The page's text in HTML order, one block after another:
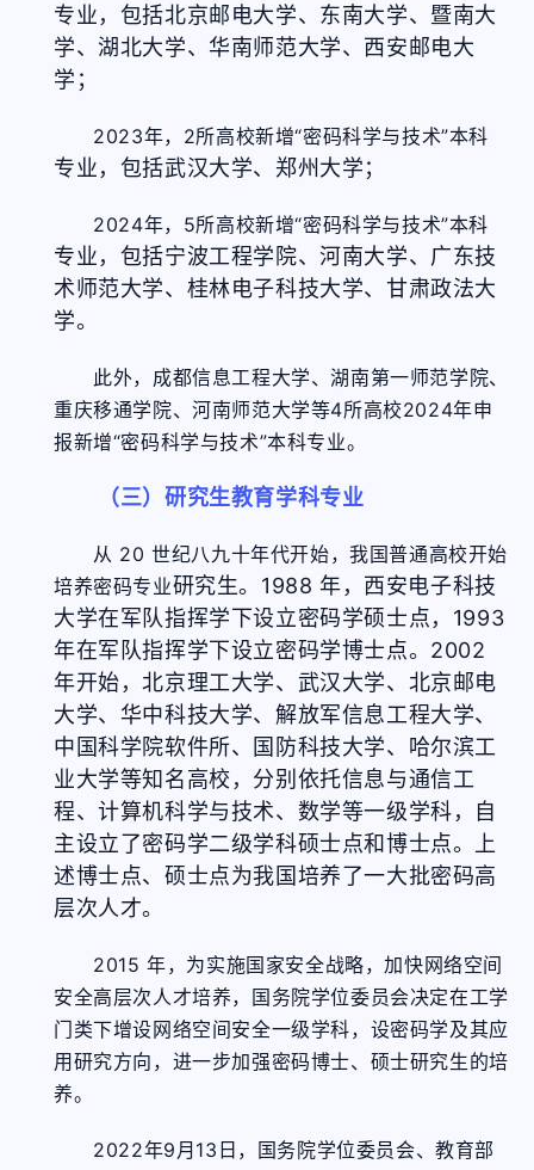
专业，包括北京邮电大学、东南大学、暨南大
学、湖北大学、华南师范大学、西安邮电大
学；
2023年，2所高校新增“密码科学与技术”本科
专业，包括武汉大学、郑州大学；
2024年，5所高校新增“密码科学与技术”本科
专业，包括宁波工程学院、河南大学、广东技
术师范大学、桂林电子科技大学、甘肃政法大
学。
此外，成都信息工程大学、湖南第一师范学院、
重庆移通学院、河南师范大学等4所高校2024年申
报新增“密码科学与技术”本科专业。
（三）研究生教育学科专业
从 20 世纪八九十年代开始，我国普通高校开始
培养密码专业研究生。1988 年，西安电子科技
大学在军队指挥学下设立密码学硕士点，1993
年在军队指挥学下设立密码学博士点。2002
年开始，北京理工大学、武汉大学、北京邮电
大学、华中科技大学、解放军信息工程大学、
中国科学院软件所、国防科技大学、哈尔滨工
业大学等知名高校，分别依托信息与通信工
程、计算机科学与技术、数学等一级学科，自
主设立了密码学二级学科硕士点和博士点。上
述博士点、硕士点为我国培养了一大批密码高
层次人才。
2015 年，为实施国家安全战略，加快网络空间
安全高层次人才培养，国务院学位委员会决定在工学
门类下增设网络空间安全一级学科，设密码学及其应
用研究方向，进一步加强密码博士、硕士研究生的培
养。
2022年9月13日，国务院学位委员会、教育部